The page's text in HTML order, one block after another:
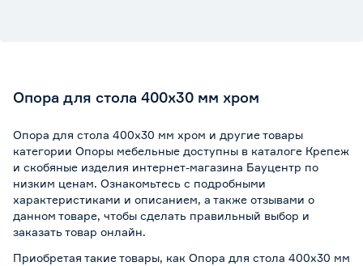
Опора для стола 400х30 мм хром
Опора для стола 400х30 мм хром и другие товары
категории Опоры мебельные доступны в каталоге Крепеж
и скобяные изделия интернет-магазина Бауцентр по
низким ценам. Ознакомьтесь с подробными
характеристиками и описанием, а также отзывами о
данном товаре, чтобы сделать правильный выбор и
заказать товар онлайн.
Приобретая такие товары, как Опора для стола 400х30 мм